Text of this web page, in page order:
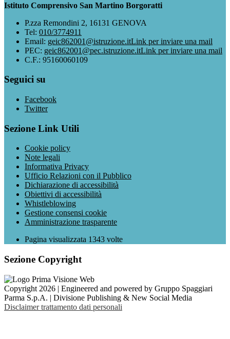
Istituto Comprensivo San Martino Borgoratti
P.zza Remondini 2, 16131 GENOVA
Tel: 010/3774911
Email: geic862001@istruzione.itLink per inviare una mail
PEC: geic862001@pec.istruzione.itLink per inviare una mail
C.F.: 95160060109
Seguici su
Facebook
Twitter
Sezione Link Utili
Cookie policy
Note legali
Informativa Privacy
Ufficio Relazioni con il Pubblico
Dichiarazione di accessibilità
Obiettivi di accessibilità
Whistleblowing
Gestione consensi cookie
Amministrazione trasparente
Pagina visualizzata 1343 volte
Sezione Copyright
Copyright 2026 | Engineered and powered by Gruppo Spaggiari
Parma S.p.A. | Divisione Publishing & New Social Media
Disclaimer trattamento dati personali